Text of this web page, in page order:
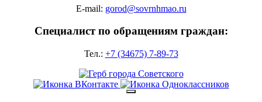
E-mail: gorod@sovrnhmao.ru
Специалист по обращениям граждан:
Тел.: +7 (34675) 7-89-73